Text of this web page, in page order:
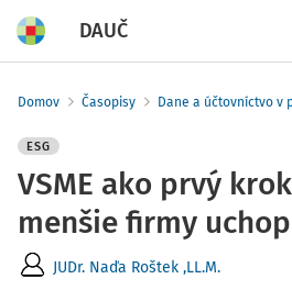
DAUČ
Domov Časopisy Dane a účtovníctvo v
ESG
VSME ako prvý
menšie firmy
JUDr. Naďa Roštek ,LL.M.